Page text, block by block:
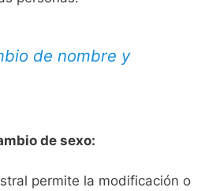
de nombre y
de sexo:
permite la modificación o